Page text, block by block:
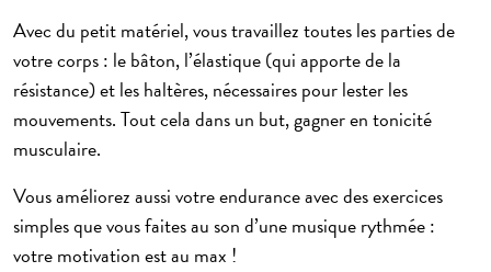
Avec du petit matériel, vous travaillez toutes les parties de
votre corps : le bâton, l’élastique (qui apporte de la
résistance) et les haltères, nécessaires pour lester les
mouvements. Tout cela dans un but, gagner en tonicité
musculaire.
Vous améliorez aussi votre endurance avec des exercices
simples que vous faites au son d’une musique rythmée :
votre motivation est au max !